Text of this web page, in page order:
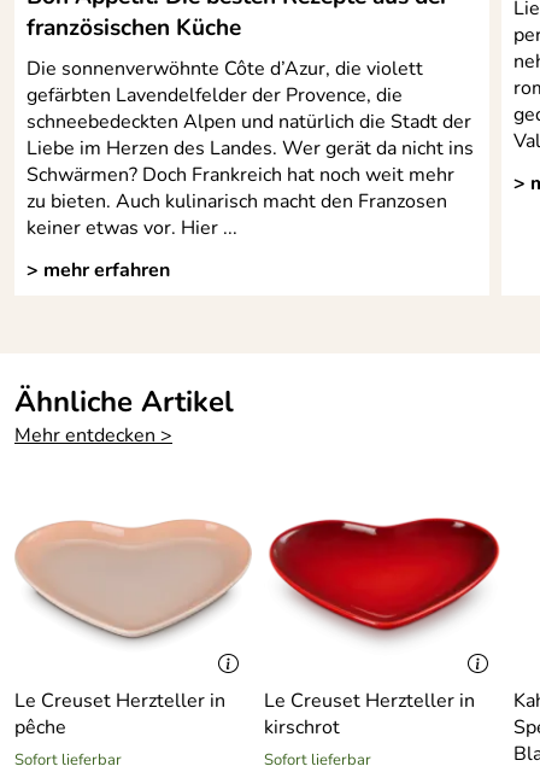
französischen Küche
Die sonnenverwöhnte Côte d’Azur, die violett
gefärbten Lavendelfelder der Provence, die
schneebedeckten Alpen und natürlich die Stadt der
Liebe im Herzen des Landes. Wer gerät da nicht ins
Schwärmen? Doch Frankreich hat noch weit mehr
zu bieten. Auch kulinarisch macht den Franzosen
keiner etwas vor. Hier ...
> mehr erfahren
>
Ähnliche Artikel
Mehr entdecken >
Le Creuset Herzteller in
pêche
Sofort lieferbar
Le Creuset Herzteller in
kirschrot
Sofort lieferbar